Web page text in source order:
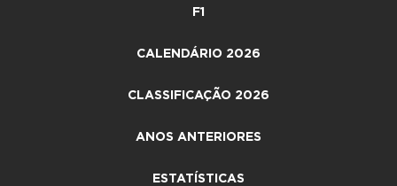
F1
CALENDÁRIO 2026
CLASSIFICAÇÃO 2026
ANOS ANTERIORES
ESTATÍSTICAS